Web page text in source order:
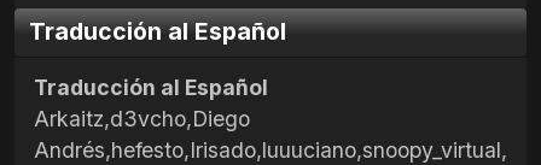
Traducción al Español
Traducción al Español
Arkaitz,d3vcho,Diego